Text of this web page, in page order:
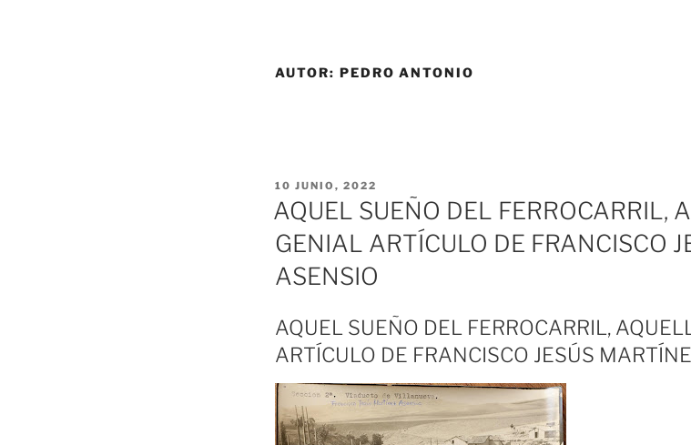
AUTOR: PEDRO ANTONIO
PUBLICADO
EL
10 JUNIO, 2022
AQUEL SUEÑO DEL FERROCARRIL,
GENIAL ARTÍCULO DE FRANCISCO
ASENSIO
AQUEL SUEÑO DEL FERROCARRIL,
ARTÍCULO DE FRANCISCO JESÚS